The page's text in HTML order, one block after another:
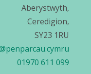
Aberystwyth,
Ceredigion,
SY23 1RU
01970 611 099